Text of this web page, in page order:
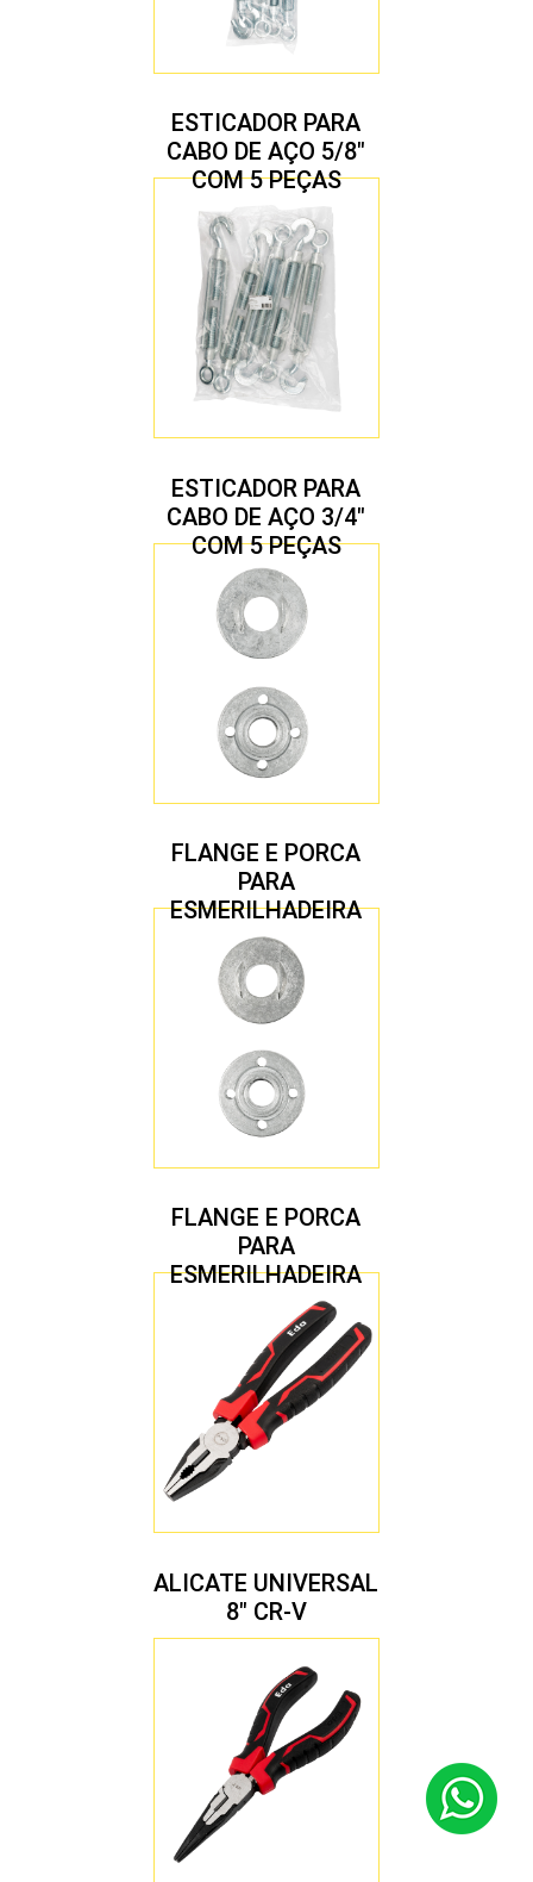
ESTICADOR PARA
CABO DE AÇO 5/8″
COM 5 PEÇAS
ESTICADOR PARA
CABO DE AÇO 3/4″
COM 5 PEÇAS
FLANGE E PORCA
PARA
ESMERILHADEIRA
4.1/2″ 22,23 MM
FLANGE E PORCA
PARA
ESMERILHADEIRA
4.1/2″ 20,00 MM
ALICATE UNIVERSAL
8″ CR-V